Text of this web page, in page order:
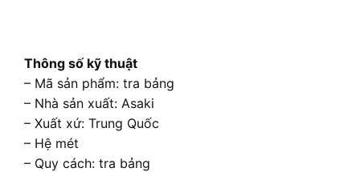
Thông số kỹ thuật
– Mã sản phẩm: tra bảng
– Nhà sản xuất: Asaki
– Xuất xứ: Trung Quốc
– Hệ mét
– Quy cách: tra bảng